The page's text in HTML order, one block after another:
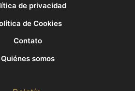
de privacidad
de Cookies
Contato
Quiénes somos